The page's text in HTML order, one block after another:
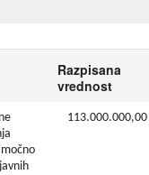
Razpisana
vrednost
113.000.000,00